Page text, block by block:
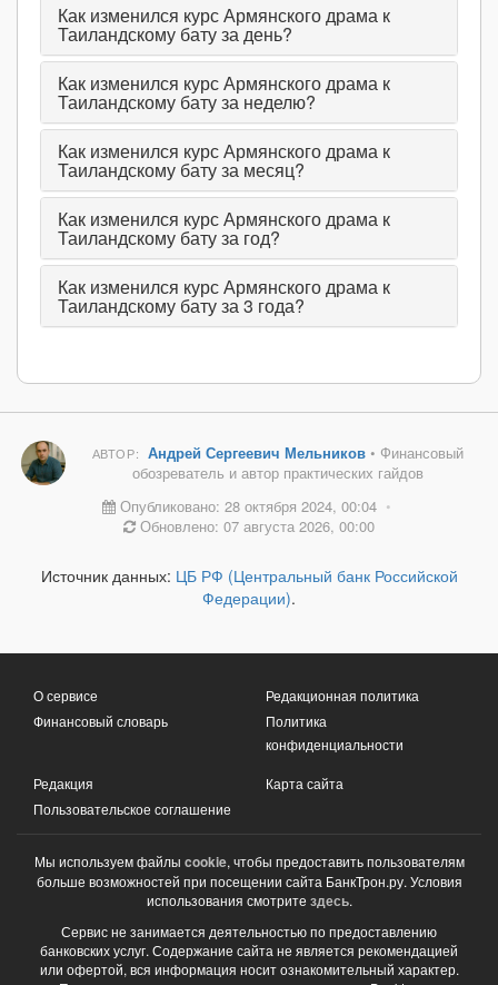
Как изменился курс Армянского драма к
Таиландскому бату за день?
Как изменился курс Армянского драма к
Таиландскому бату за неделю?
Как изменился курс Армянского драма к
Таиландскому бату за месяц?
Как изменился курс Армянского драма к
Таиландскому бату за год?
Как изменился курс Армянского драма к
Таиландскому бату за 3 года?
АВТОР: Андрей Сергеевич Мельников• Финансовый
обозреватель и автор практических гайдов
Опубликовано: 28 октября 2024, 00:04 •
Обновлено: 07 августа 2026, 00:00
Источник данных: ЦБ РФ (Центральный банк Российской
Федерации).
О сервисе
Финансовый словарь
Редакционная политика
Политика
конфиденциальности
Редакция
Пользовательское соглашение
Карта сайта
Мы используем файлы cookie, чтобы предоставить пользователям
больше возможностей при посещении сайта БанкТрон.ру. Условия
использования смотрите здесь.
Сервис не занимается деятельностью по предоставлению
банковских услуг. Содержание сайта не является рекомендацией
или офертой, вся информация носит ознакомительный характер.